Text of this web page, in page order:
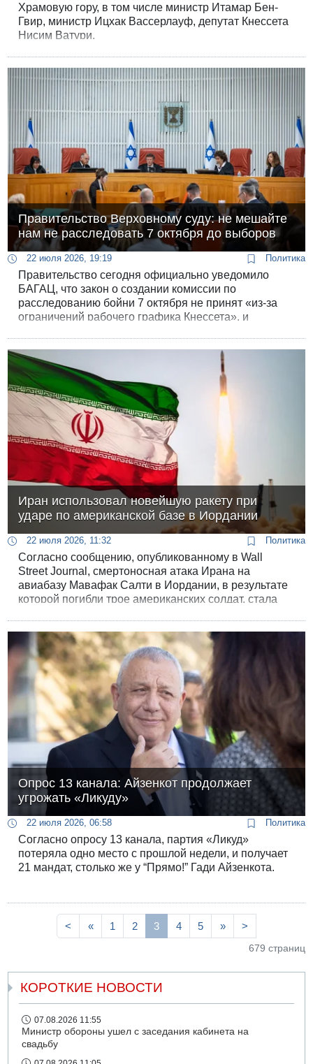
Храмовую гору, в том числе министр Итамар Бен-
Гвир, министр Ицхак Вассерлауф, депутат Кнессета
Нисим Ватури.
Правительство Верховному суду: не мешайте
нам не расследовать 7 октября до выборов
22 июля 2026, 19:19 Политика
Правительство сегодня официально уведомило
БАГАЦ, что закон о создании комиссии по
расследованию бойни 7 октября не принят «из-за
ограничений рабочего графика Кнессета», и
Иран использовал новейшую ракету при
ударе по американской базе в Иордании
22 июля 2026, 11:32 Политика
Согласно сообщению, опубликованному в Wall
Street Journal, смертоносная атака Ирана на
авиабазу Мавафак Салти в Иордании, в результате
которой погибли трое американских солдат, стала
ракеты "Хайбар".
Опрос 13 канала: Айзенкот продолжает
угрожать «Ликуду»
22 июля 2026, 06:58 Политика
Согласно опросу 13 канала, партия «Ликуд»
потеряла одно место с прошлой недели, и получает
21 мандат, столько же у “Прямо!” Гади Айзенкота.
< « 1 2 3 4 5 » >
679 страниц
КОРОТКИЕ НОВОСТИ
07.08.2026 11:55
Министр обороны ушел с заседания кабинета на
свадьбу